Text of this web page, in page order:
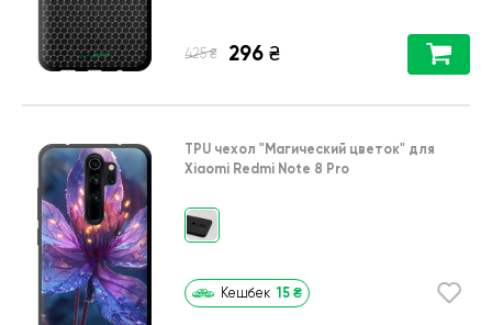
425 ₴ 296 ₴
TPU чехол "Магический цветок" для
Xiaomi Redmi Note 8 Pro
Кешбек 15 ₴